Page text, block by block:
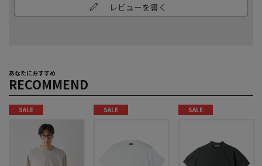
レビューを書く
あなたにおすすめ
RECOMMEND
SALE SALE SALE